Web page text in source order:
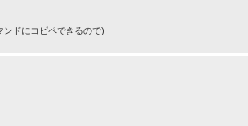
ンドにコピペできるので)